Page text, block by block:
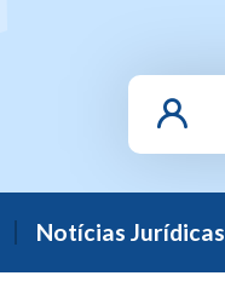
Notícias Jurídicas